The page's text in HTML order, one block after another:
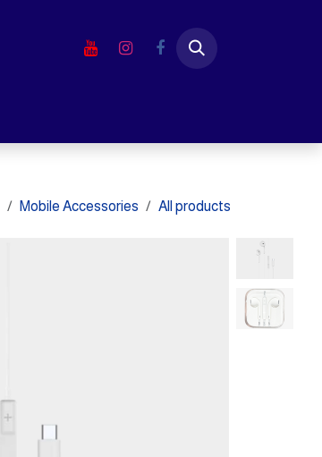
All products
Mobile Accessories